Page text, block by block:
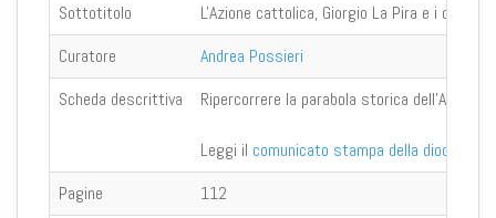
Sottotitolo
L'Azione cattolica, Giorgio La Pira e i
Curatore
Andrea Possieri
Scheda descrittiva
Ripercorrere la parabola storica
Leggi il comunicato stampa della diocesi di
Pagine
112